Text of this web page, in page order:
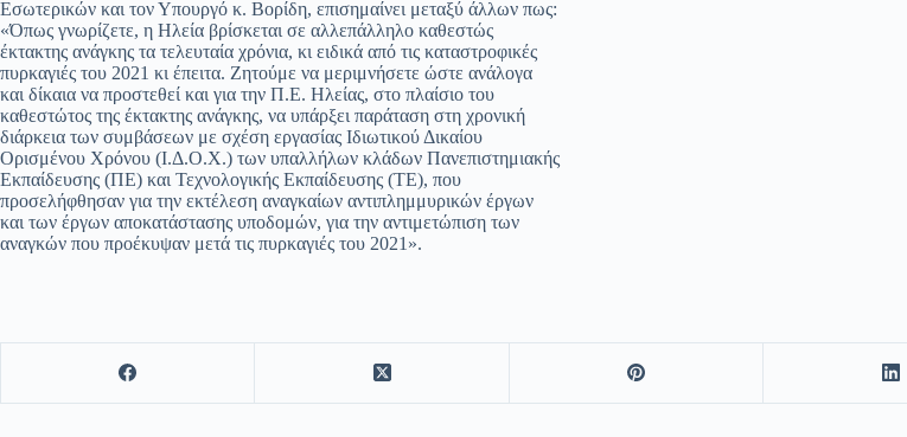
Εσωτερικών και τον Υπουργό κ. Βορίδη, επισημαίνει μεταξύ άλλων πως:
«Όπως γνωρίζετε, η Ηλεία βρίσκεται σε αλλεπάλληλο καθεστώς
έκτακτης ανάγκης τα τελευταία χρόνια, κι ειδικά από τις καταστροφικές
πυρκαγιές του 2021 κι έπειτα. Ζητούμε να μεριμνήσετε ώστε ανάλογα
και δίκαια να προστεθεί και για την Π.Ε. Ηλείας, στο πλαίσιο του
καθεστώτος της έκτακτης ανάγκης, να υπάρξει παράταση στη χρονική
διάρκεια των συμβάσεων με σχέση εργασίας Ιδιωτικού Δικαίου
Ορισμένου Χρόνου (Ι.Δ.Ο.Χ.) των υπαλλήλων κλάδων Πανεπιστημιακής
Εκπαίδευσης (ΠΕ) και Τεχνολογικής Εκπαίδευσης (ΤΕ), που
προσελήφθησαν για την εκτέλεση αναγκαίων αντιπλημμυρικών έργων
και των έργων αποκατάστασης υποδομών, για την αντιμετώπιση των
αναγκών που προέκυψαν μετά τις πυρκαγιές του 2021».